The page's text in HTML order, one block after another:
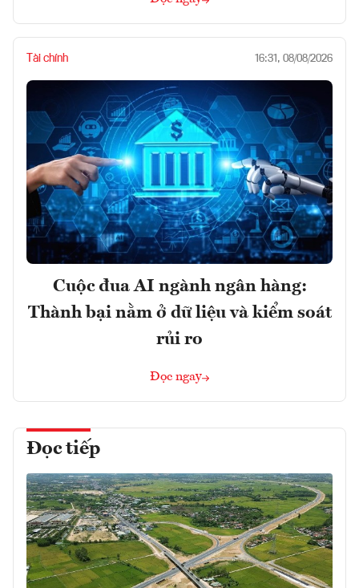
Tài chính 16:31, 08/08/2026
Cuộc đua AI ngành ngân hàng:
Thành bại nằm ở dữ liệu và kiểm soát
rủi ro
Đọc ngay
Đọc tiếp